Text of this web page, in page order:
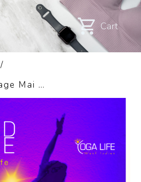
Cart
/
Atelier Grand Stage Mai 2026 Tarif exceptionnel- 7 ateliers Total Bliss